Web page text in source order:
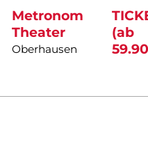
Metronom
Theater
Oberhausen
(ab